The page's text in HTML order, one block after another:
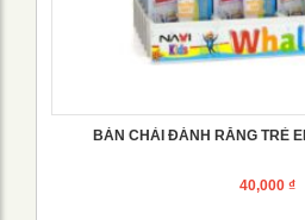
BÀN CHẢI ĐÁNH RĂNG TRẺ
40,000 ₫